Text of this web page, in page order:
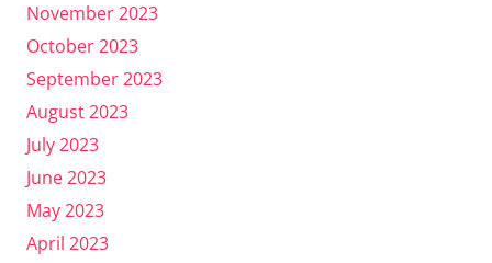
November 2023
October 2023
September 2023
August 2023
July 2023
June 2023
May 2023
April 2023